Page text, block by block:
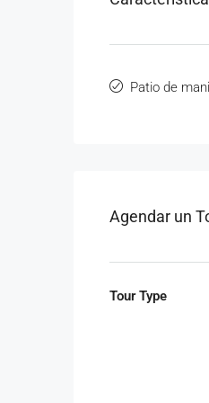
Patio de
Agendar un
Tour Type